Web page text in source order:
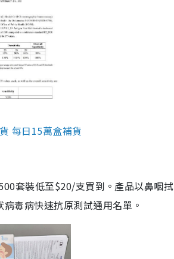
每日15萬盒補貨
套裝低至$20/支買到。產品以鼻咽
毒病快速抗原測試通用名單。